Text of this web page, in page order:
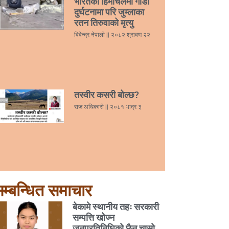
दुर्घटनामा परि जुम्लाका
रतन तिरुवाको मृत्यु
विवेन्द्र नेपाली २०८२ श्रावण २२
तस्वीर कसरी बोल्छ?
राज अधिकारी २०८१ भाद्र ३
समाचार
बेकामे स्थानीय तहः सरकारी
सम्पत्ति खोज्न